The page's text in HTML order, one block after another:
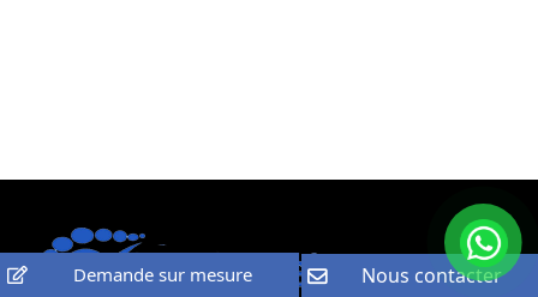
Demande sur mesure Nous contacter